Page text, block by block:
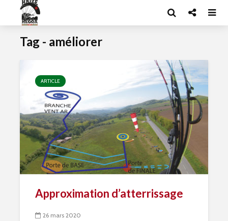
Tag - améliorer
ARTICLE
Approximation d’atterrissage
26 mars 2020